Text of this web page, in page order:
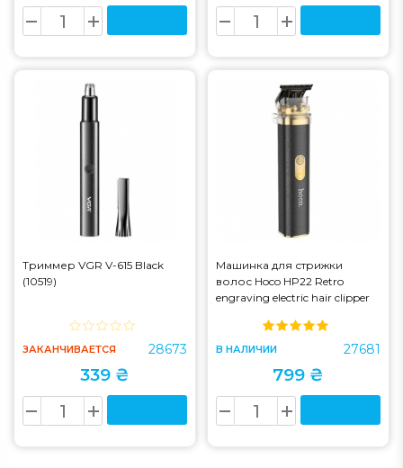
Триммер VGR V-615 Black
(10519)
ЗАКАНЧИВАЕТСЯ 28673
339 ₴
Машинка для стрижки
волос Hoco HP22 Retro
engraving electric hair clipper
В НАЛИЧИИ 27681
799 ₴